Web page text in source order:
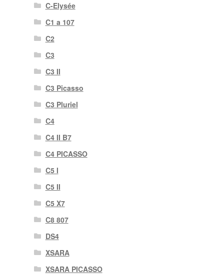
C-Elysée
C1 a 107
C2
C3
C3 II
C3 Picasso
C3 Pluriel
C4
C4 II B7
C4 PICASSO
C5 I
C5 II
C5 X7
C8 807
DS4
XSARA
XSARA PICASSO